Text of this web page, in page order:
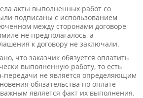
акты выполненных работ со
подписаны с использованием
между сторонами договоре
не предполагалось, а
к договору не заключали.
что заказчик обязуется оплатить
выполненную работу, то есть
передачи не является определяющим
обязательства по оплате
является факт их выполнения.